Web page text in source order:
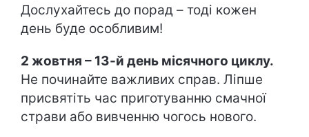
Дослухайтесь до порад – тоді кожен
день буде особливим!
2 жовтня – 13-й день місячного циклу.
Не починайте важливих справ. Ліпше
присвятіть час приготуванню смачної
страви або вивченню чогось нового.